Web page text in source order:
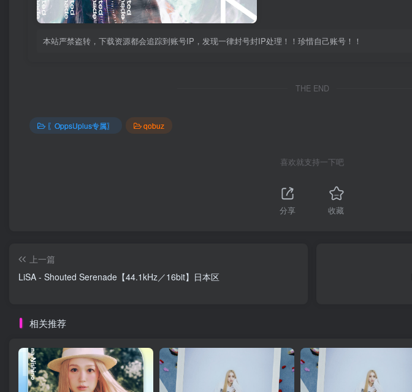
本站严禁盗转，下载资源都会追踪到账号IP，发现一律封号封IP处理！！珍惜自己账号！！
THE END
〖OppsUplus专属〗 qobuz
喜欢就支持一下吧
分享 收藏
上一篇
LiSA - Shouted Serenade【44.1kHz／16bit】日本区
相关推荐